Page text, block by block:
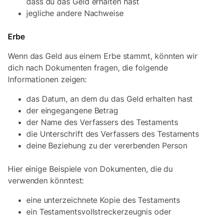
jegliche andere Nachweise
Erbe
Wenn das Geld aus einem Erbe stammt, könnten wir
dich nach Dokumenten fragen, die folgende
Informationen zeigen:
das Datum, an dem du das Geld erhalten hast
der eingegangene Betrag
der Name des Verfassers des Testaments
die Unterschrift des Verfassers des Testaments
deine Beziehung zu der vererbenden Person
Hier einige Beispiele von Dokumenten, die du
verwenden könntest:
eine unterzeichnete Kopie des Testaments
ein Testamentsvollstreckerzeugnis oder